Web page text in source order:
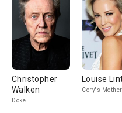
Christopher
Walken
Doke
Louise
Cory's Mother